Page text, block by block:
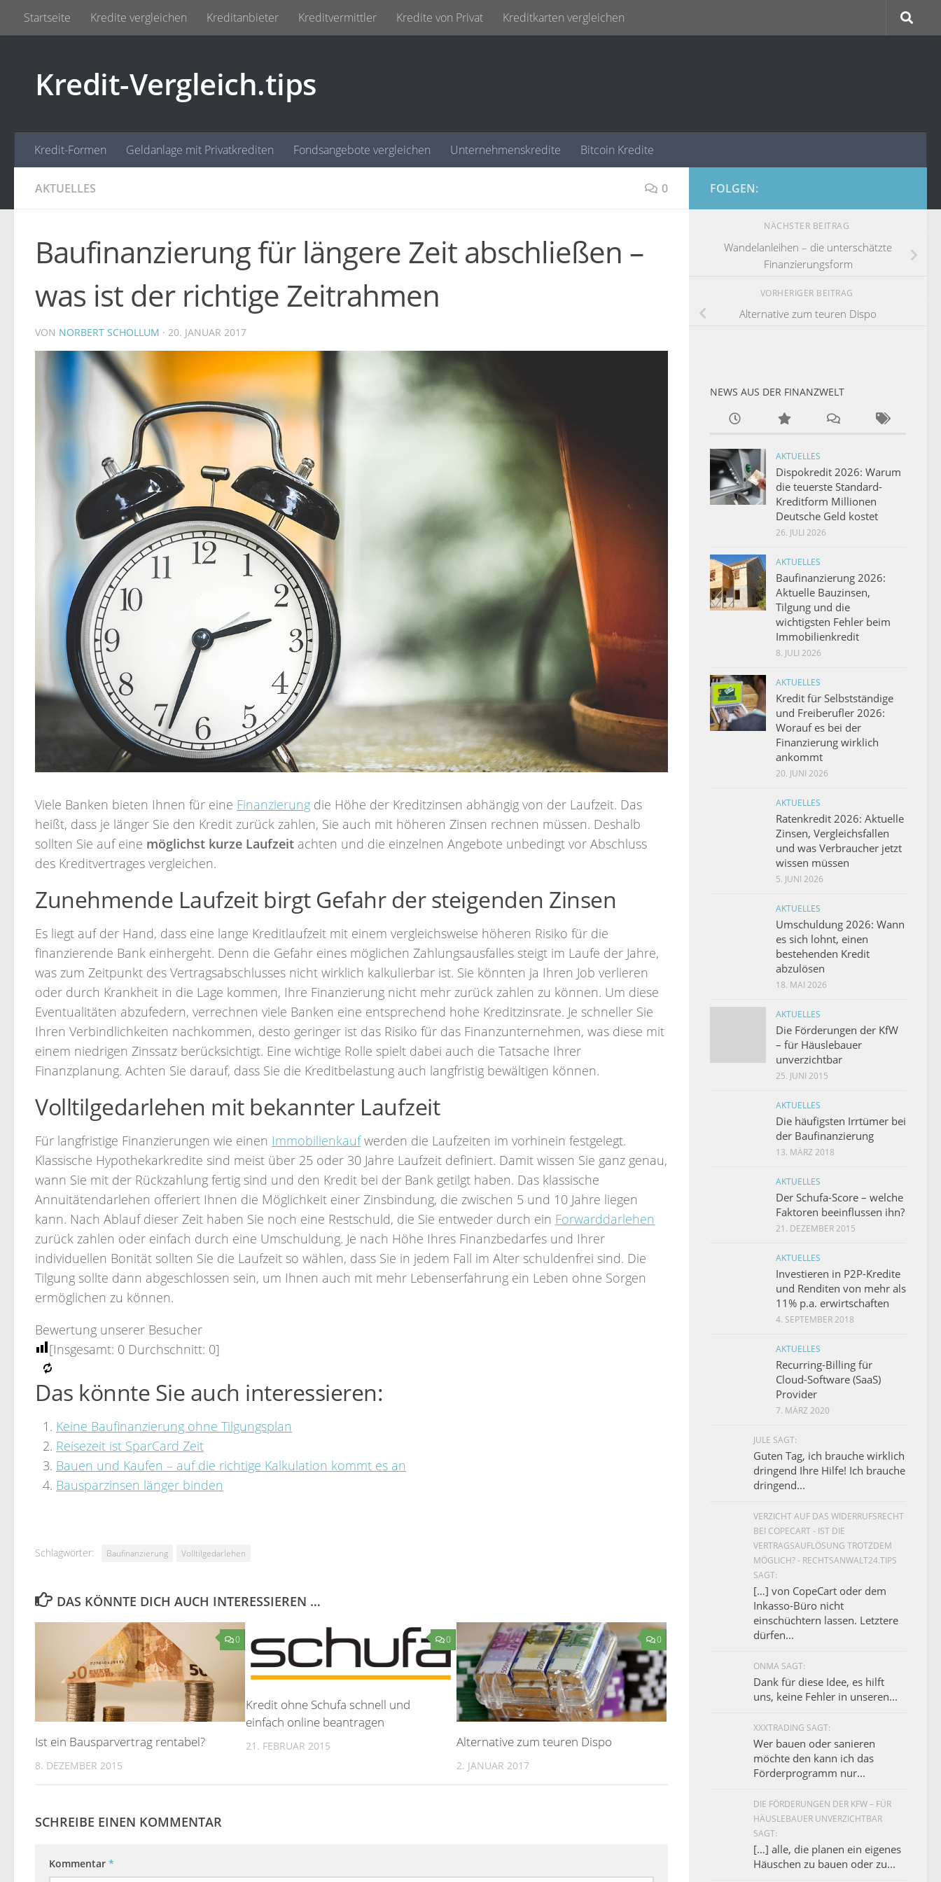
Zum Inhalt springen
Startseite Kredite vergleichen Kreditanbieter Kreditvermittler Kredite von Privat Kreditkarten vergleichen
Kredit-Vergleich.tips
Kredit-Formen Geldanlage mit Privatkrediten Fondsangebote vergleichen Unternehmenskredite Bitcoin Kredite
AKTUELLES 0
Baufinanzierung für längere Zeit abschließen –
was ist der richtige Zeitrahmen
VON NORBERT SCHOLLUM · 20. JANUAR 2017
Viele Banken bieten Ihnen für eine Finanzierung die Höhe der Kreditzinsen abhängig von der Laufzeit. Das
heißt, dass je länger Sie den Kredit zurück zahlen, Sie auch mit höheren Zinsen rechnen müssen. Deshalb
sollten Sie auf eine möglichst kurze Laufzeit achten und die einzelnen Angebote unbedingt vor Abschluss
des Kreditvertrages vergleichen.
Zunehmende Laufzeit birgt Gefahr der steigenden Zinsen
Es liegt auf der Hand, dass eine lange Kreditlaufzeit mit einem vergleichsweise höheren Risiko für die
finanzierende Bank einhergeht. Denn die Gefahr eines möglichen Zahlungsausfalles steigt im Laufe der Jahre,
was zum Zeitpunkt des Vertragsabschlusses nicht wirklich kalkulierbar ist. Sie könnten ja Ihren Job verlieren
oder durch Krankheit in die Lage kommen, Ihre Finanzierung nicht mehr zurück zahlen zu können. Um diese
Eventualitäten abzufedern, verrechnen viele Banken eine entsprechend hohe Kreditzinsrate. Je schneller Sie
Ihren Verbindlichkeiten nachkommen, desto geringer ist das Risiko für das Finanzunternehmen, was diese mit
einem niedrigen Zinssatz berücksichtigt. Eine wichtige Rolle spielt dabei auch die Tatsache Ihrer
Finanzplanung. Achten Sie darauf, dass Sie die Kreditbelastung auch langfristig bewältigen können.
Volltilgedarlehen mit bekannter Laufzeit
Für langfristige Finanzierungen wie einen Immobilienkaufwerden die Laufzeiten im vorhinein festgelegt.
Klassische Hypothekarkredite sind meist über 25 oder 30 Jahre Laufzeit definiert. Damit wissen Sie ganz genau,
wann Sie mit der Rückzahlung fertig sind und den Kredit bei der Bank getilgt haben. Das klassische
Annuitätendarlehen offeriert Ihnen die Möglichkeit einer Zinsbindung, die zwischen 5 und 10 Jahre liegen
kann. Nach Ablauf dieser Zeit haben Sie noch eine Restschuld, die Sie entweder durch ein Forwarddarlehen
zurück zahlen oder einfach durch eine Umschuldung. Je nach Höhe Ihres Finanzbedarfes und Ihrer
individuellen Bonität sollten Sie die Laufzeit so wählen, dass Sie in jedem Fall im Alter schuldenfrei sind. Die
Tilgung sollte dann abgeschlossen sein, um Ihnen auch mit mehr Lebenserfahrung ein Leben ohne Sorgen
ermöglichen zu können.
Bewertung unserer Besucher
[Insgesamt: 0 Durchschnitt: 0]
Das könnte Sie auch interessieren:
Keine Baufinanzierung ohne Tilgungsplan
Reisezeit ist SparCard Zeit
Bauen und Kaufen – auf die richtige Kalkulation kommt es an
Bausparzinsen länger binden
Schlagwörter: Baufinanzierung Volltilgedarlehen
DAS KÖNNTE DICH AUCH INTERESSIEREN …
0
Ist ein Bausparvertrag rentabel?
8. DEZEMBER 2015
0
Kredit ohne Schufa schnell und
einfach online beantragen
21. FEBRUAR 2015
0
Alternative zum teuren Dispo
2. JANUAR 2017
SCHREIBE EINEN KOMMENTAR
Kommentar *
FOLGEN:
NÄCHSTER BEITRAG
Wandelanleihen – die unterschätzte
Finanzierungsform
VORHERIGER BEITRAG
Alternative zum teuren Dispo
NEWS AUS DER FINANZWELT
AKTUELLES
Dispokredit 2026: Warum
die teuerste Standard-
Kreditform Millionen
Deutsche Geld kostet
26. JULI 2026
AKTUELLES
Baufinanzierung 2026:
Aktuelle Bauzinsen,
Tilgung und die
wichtigsten Fehler beim
Immobilienkredit
8. JULI 2026
AKTUELLES
Kredit für Selbstständige
und Freiberufler 2026:
Worauf es bei der
Finanzierung wirklich
ankommt
20. JUNI 2026
AKTUELLES
Ratenkredit 2026: Aktuelle
Zinsen, Vergleichsfallen
und was Verbraucher jetzt
wissen müssen
5. JUNI 2026
AKTUELLES
Umschuldung 2026: Wann
es sich lohnt, einen
bestehenden Kredit
abzulösen
18. MAI 2026
AKTUELLES
Die Förderungen der KfW
– für Häuslebauer
unverzichtbar
25. JUNI 2015
AKTUELLES
Die häufigsten Irrtümer bei
der Baufinanzierung
13. MÄRZ 2018
AKTUELLES
Der Schufa-Score – welche
Faktoren beeinflussen ihn?
21. DEZEMBER 2015
AKTUELLES
Investieren in P2P-Kredite
und Renditen von mehr als
11% p.a. erwirtschaften
4. SEPTEMBER 2018
AKTUELLES
Recurring-Billing für
Cloud-Software (SaaS)
Provider
7. MÄRZ 2020
JULE SAGT:
Guten Tag, ich brauche wirklich
dringend Ihre Hilfe! Ich brauche
dringend...
VERZICHT AUF DAS WIDERRUFSRECHT
BEI COPECART - IST DIE
VERTRAGSAUFLÖSUNG TROTZDEM
MÖGLICH? - RECHTSANWALT24.TIPS
SAGT:
[…] von CopeCart oder dem
Inkasso-Büro nicht
einschüchtern lassen. Letztere
dürfen...
ONMA SAGT:
Dank für diese Idee, es hilft
uns, keine Fehler in unseren...
XXXTRADING SAGT:
Wer bauen oder sanieren
möchte den kann ich das
Förderprogramm nur...
DIE FÖRDERUNGEN DER KFW – FÜR
HÄUSLEBAUER UNVERZICHTBAR
SAGT:
[…] alle, die planen ein eigenes
Häuschen zu bauen oder zu...